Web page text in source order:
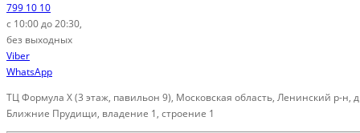
799 10 10
с 10:00 до 20:30,
без выходных
Viber
WhatsApp
ТЦ Формула Х (3 этаж, павильон 9), Московская область, Ленинский р-н,
Ближние Прудищи, владение 1, строение 1